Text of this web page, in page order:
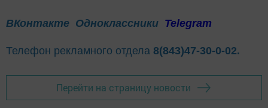
ВКонтакте Одноклассники Telegram
Телефон рекламного отдела 8(843)47-30-0-02.
Перейти на страницу новости